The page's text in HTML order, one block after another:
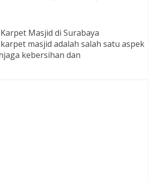
Masjid di Surabaya
masjid adalah salah satu aspek
kebersihan dan